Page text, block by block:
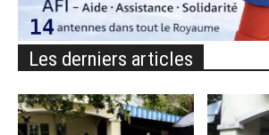
Les derniers articles